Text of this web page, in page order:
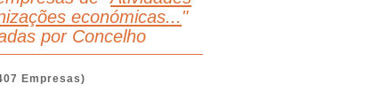
económicas... "
por Concelho
Empresas)